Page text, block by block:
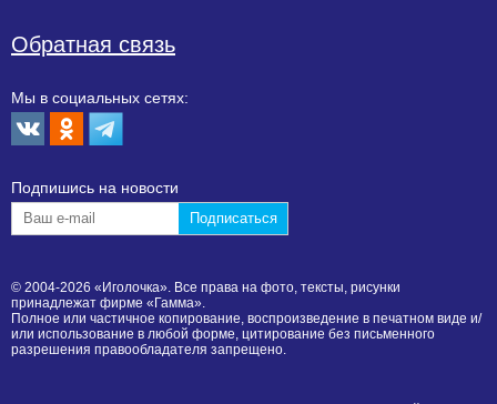
Обратная связь
Мы в социальных сетях:
Подпишиcь на новости
© 2004-2026 «Иголочка». Все права на фото, тексты, рисунки
принадлежат фирме «Гамма».
Полное или частичное копирование, воспроизведение в печатном виде и/
или использование в любой форме, цитирование без письменного
разрешения правообладателя запрещено.